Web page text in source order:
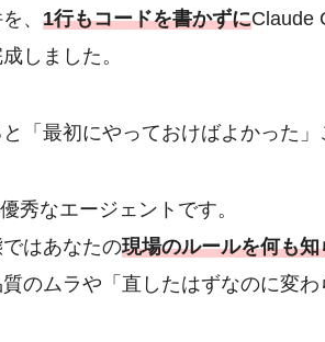
、 1行もコードを書かずにClaude
しました。
「最初にやっておけばよかった」
秀なエージェントです。
はあなたの現場のルールを何も
のムラや「直したはずなのに変わ